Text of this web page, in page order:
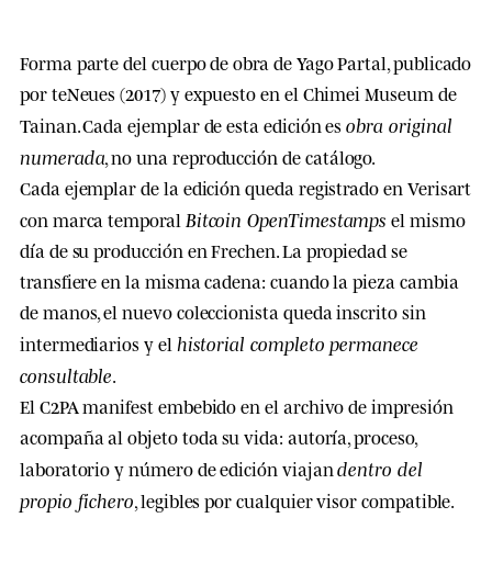
Forma parte del cuerpo de obra de Yago Partal, publicado
por teNeues (2017) y expuesto en el Chimei Museum de
Tainan. Cada ejemplar de esta edición esobra original
numerada , no una reproducción de catálogo.
Cada ejemplar de la edición queda registrado en Verisart
con marca temporal Bitcoin OpenTimestamps el mismo
día de su producción en Frechen. La propiedad se
transfiere en la misma cadena: cuando la pieza cambia
de manos, el nuevo coleccionista queda inscrito sin
intermediarios y el historial completo permanece
consultable
El C2PA manifest embebido en el archivo de impresión
acompaña al objeto toda su vida: autoría, proceso,
laboratorio y número de edición viajandentro del
propio fichero , legibles por cualquier visor compatible.